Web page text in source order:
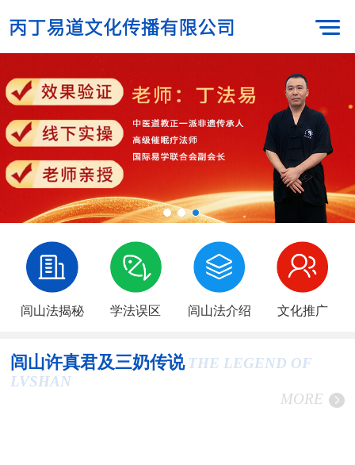
闾山法揭秘 学法误区 闾山法介绍 文化推广
闾山许真君及三奶传说 THE LEGEND OF
LVSHAN
MORE